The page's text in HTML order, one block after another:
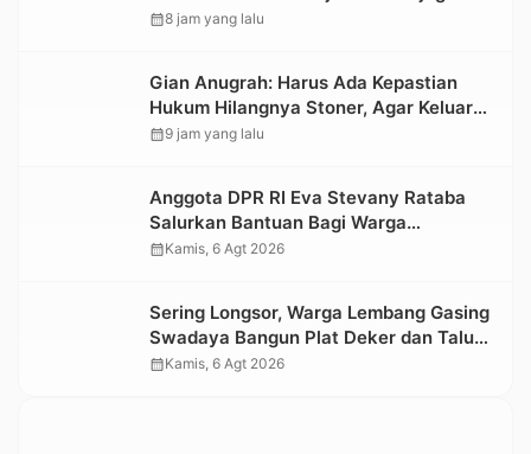
Lolos ke Pekan Seni Mahasiswa
calendar_month8 jam yang lalu
Gian Anugrah: Harus Ada Kepastian
Hukum Hilangnya Stoner, Agar Keluarga
tidak Larut dalam Trauma dan
calendar_month9 jam yang lalu
Anggota DPR RI Eva Stevany Rataba
Salurkan Bantuan Bagi Warga
Terdampak Longsor di Buntu Pepasan
calendar_monthKamis, 6 Agt 2026
Sering Longsor, Warga Lembang Gasing
Swadaya Bangun Plat Deker dan Talut
Jalan Penghubung Antar Lembang
calendar_monthKamis, 6 Agt 2026